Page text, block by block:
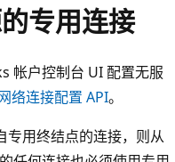
专用连接
帐户控制台 UI 配置无服
络连接配置 API。
专用终结点的连接，则从